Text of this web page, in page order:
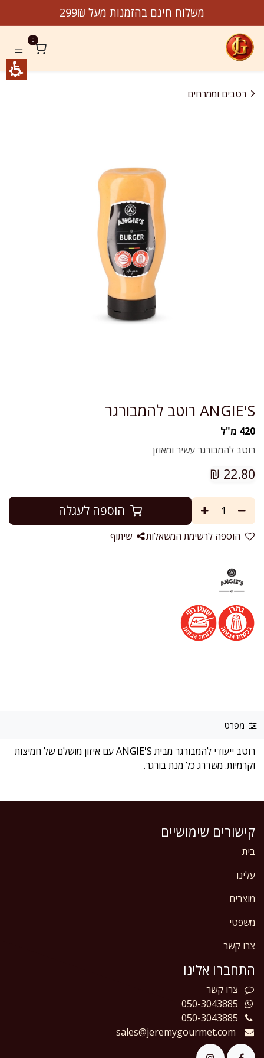
משלוח חינם בהזמנות מעל 299₪
0
רטבים וממרחים
ANGIE'S רוטב להמבורגר
420 מ"ל
רוטב להמבורגר עשיר ומאוזן
22.80
₪
הוספה לעגלה
הוספה לרשימת המשאלות שיתוף
מפרט
רוטב ייעודי להמבורגר מבית ANGIE'S עם איזון מושלם של חמיצות
וקרמיות. משדרג כל מנת בורגר.
קישורים שימושיים
בית
עלינו
מוצרים
משפטי
צרו קשר
התחברו אלינו
צרו קשר
050-3043885
050-3043885
sales@jeremygourmet.com